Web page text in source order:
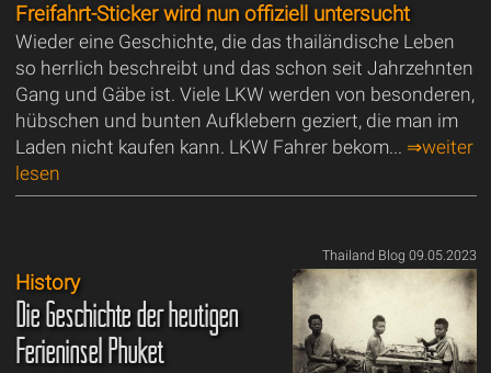
Freifahrt-Sticker wird nun offiziell untersucht
Wieder eine Geschichte, die das thailändische Leben
so herrlich beschreibt und das schon seit Jahrzehnten
Gang und Gäbe ist. Viele LKW werden von besonderen,
hübschen und bunten Aufklebern geziert, die man im
Laden nicht kaufen kann. LKW Fahrer bekom... ⇒weiter
lesen
Thailand Blog 09.05.2023
History
Die Geschichte der heutigen
Ferieninsel Phuket